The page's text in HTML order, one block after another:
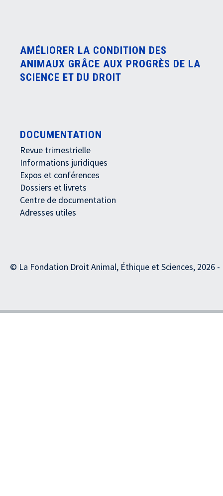
AMÉLIORER LA CONDITION DES
ANIMAUX GRÂCE AUX PROGRÈS DE LA
SCIENCE ET DU DROIT
DOCUMENTATION
Revue trimestrielle
Informations juridiques
Expos et conférences
Dossiers et livrets
Centre de documentation
Adresses utiles
© La Fondation Droit Animal, Éthique et Sciences, 2026 -